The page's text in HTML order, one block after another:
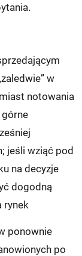
w
notowania
górne
jeśli wziąć pod
na decyzje
dogodną
rynek
ponownie
po